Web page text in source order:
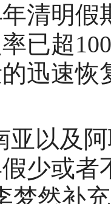
清明
已超
迅速
亚以及
少或者
梦然补